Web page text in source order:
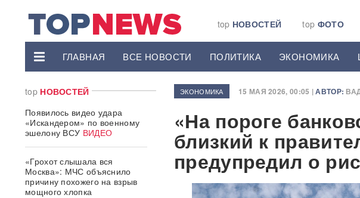
top НОВОСТЕЙ top ФОТО
ГЛАВНАЯ ВСЕ НОВОСТИ ПОЛИТИКА ЭКОНОМИКА
top НОВОСТЕЙ
Появилось видео удара
«Искандером» по военному
эшелону ВСУ ВИДЕО
«Грохот слышала вся
Москва»: МЧС объяснило
причину похожего на взрыв
мощного хлопка
ЭКОНОМИКА 15 МАЯ 2026, 00:05 |АВТОР:
«На пороге
близкий к
предупредил о